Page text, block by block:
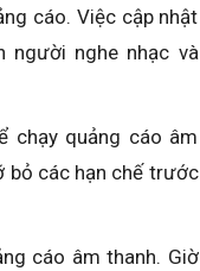
cáo. Việc cập nhật
người nghe nhạc và
chạy quảng cáo âm
bỏ các hạn chế trước
cáo âm thanh. Giờ